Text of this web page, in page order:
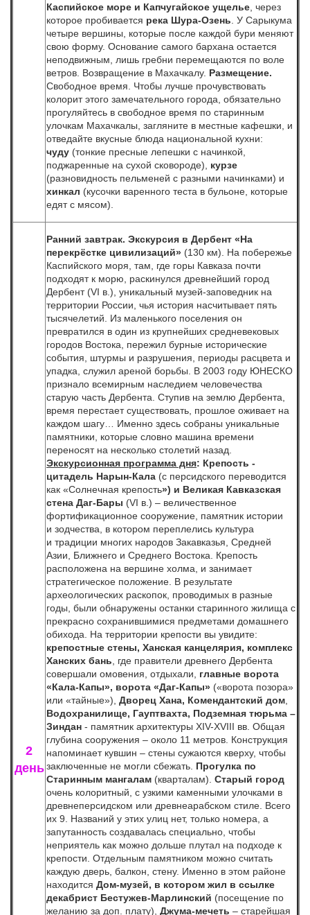
Каспийское море и Капчугайское ущелье , через
которое пробивается река Шура-Озень . У Сарыкума
четыре вершины, которые после каждой бури меняют
свою форму. Основание самого бархана остается
неподвижным, лишь гребни перемещаются по воле
ветров. Возвращение в Махачкалу. Размещение.
Свободное время. Чтобы лучше прочувствовать
колорит этого замечательного города, обязательно
прогуляйтесь в свободное время по старинным
улочкам Махачкалы, загляните в местные кафешки, и
отведайте вкусные блюда национальной кухни:
чуду (тонкие пресные лепешки с начинкой,
поджаренные на сухой сковороде), курзе
(разновидность пельменей с разными начинками) и
хинкал (кусочки варенного теста в бульоне, которые
едят с мясом).
2
день
Ранний завтрак. Экскурсия в Дербент «На
перекрёстке цивилизаций» (130 км). На побережье
Каспийского моря, там, где горы Кавказа почти
подходят к морю, раскинулся древнейший город
Дербент (VI в.), уникальный музей-заповедник на
территории России, чья история насчитывает пять
тысячелетий. Из маленького поселения он
превратился в один из крупнейших средневековых
городов Востока, пережил бурные исторические
события, штурмы и разрушения, периоды расцвета и
упадка, служил ареной борьбы. В 2003 году ЮНЕСКО
признало всемирным наследием человечества
старую часть Дербента. Ступив на землю Дербента,
время перестает существовать, прошлое оживает на
каждом шагу… Именно здесь собраны уникальные
памятники, которые словно машина времени
переносят на несколько столетий назад.
Экскурсионная программа дня: Крепость -
цитадель Нарын-Кала (с персидского переводится
как «Солнечная крепость») и Великая Кавказская
стена Даг-Бары (VI в.) – величественное
фортификационное сооружение, памятник истории
и зодчества, в котором переплелись культура
и традиции многих народов Закавказья, Средней
Азии, Ближнего и Среднего Востока. Крепость
расположена на вершине холма, и занимает
стратегическое положение. В результате
археологических раскопок, проводимых в разные
годы, были обнаружены останки старинного жилища с
прекрасно сохранившимися предметами домашнего
обихода. На территории крепости вы увидите:
крепостные стены, Ханская канцелярия, комплекс
Ханских бань , где правители древнего Дербента
совершали омовения, отдыхали, главные ворота
«Кала-Капы», ворота «Даг-Капы» («ворота позора»
или «тайные»), Дворец Хана, Комендантский дом
Водохранилище, Гауптвахта, Подземная тюрьма –
Зиндан - памятник архитектуры XIV-XVIII вв. Общая
глубина сооружения – около 11 метров. Конструкция
напоминает кувшин – стены сужаются кверху, чтобы
заключенные не могли сбежать. Прогулка по
Старинным мангалам (кварталам). Старый город
очень колоритный, с узкими каменными улочками в
древнеперсидском или древнеарабском стиле. Всего
их 9. Названий у этих улиц нет, только номера, а
запутанность создавалась специально, чтобы
неприятель как можно дольше плутал на подходе к
крепости. Отдельным памятником можно считать
каждую дверь, балкон, стену. Именно в этом районе
находится Дом-музей, в котором жил в ссылке
декабрист Бестужев-Марлинский (посещение по
желанию за доп. плату), Джума-мечеть – старейшая